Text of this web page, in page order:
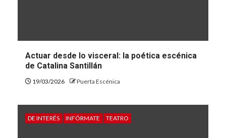
Actuar desde lo visceral: la poética escénica
de Catalina Santillán
19/03/2026 Puerta Escénica
DE INTERÉS INFÓRMATE TEATRO